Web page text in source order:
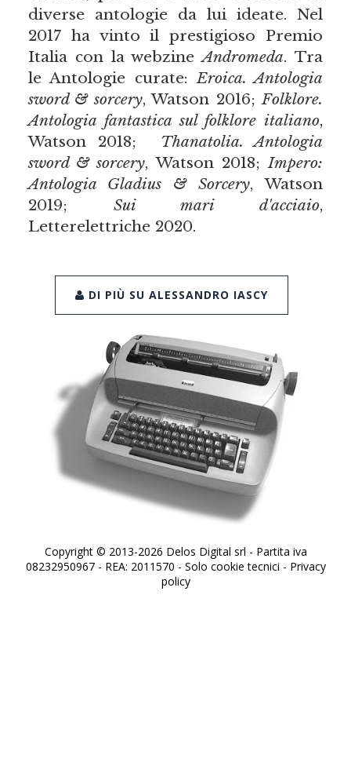
diverse antologie da lui ideate. Nel
2017 ha vinto il prestigioso Premio
Italia con la webzineAndromeda. Tra
le Antologie curate:Eroica. Antologia
sword & sorcery, Watson 2016;Folklore.
Antologia fantastica sul folklore italiano,
Watson 2018;
Thanatolia. Antologia
sword & sorcery, Watson 2018;Impero:
Antologia Gladius & Sorcery, Watson
2019; Sui mari d'acciaio,
Letterelettriche 2020.
DI PIÙ SU ALESSANDRO IASCY
Copyright © 2013-2026 Delos Digital srl - Partita iva
08232950967 - REA: 2011570 - Solo cookie tecnici - Privacy
policy